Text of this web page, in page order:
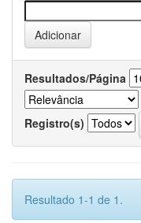
Resultados/Página
Registro(s)
Resultado 1-1 de 1.